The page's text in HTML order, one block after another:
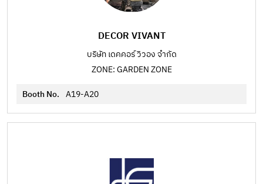
DECOR VIVANT
บริษัท เดคคอร์ วิวอง จำกัด
ZONE: GARDEN ZONE
Booth No. A19-A20